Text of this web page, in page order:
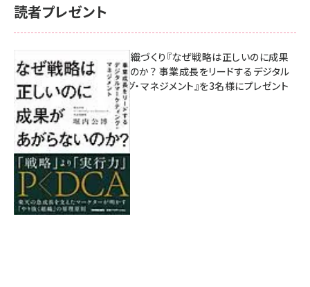
読者プレゼント
成果を生む組織づくり『なぜ戦略は正しいのに成果
があがらないのか？ 事業成長をリードするデジタル
マーケティング・マネジメント』を3名様にプレゼント
8月7日 10:00